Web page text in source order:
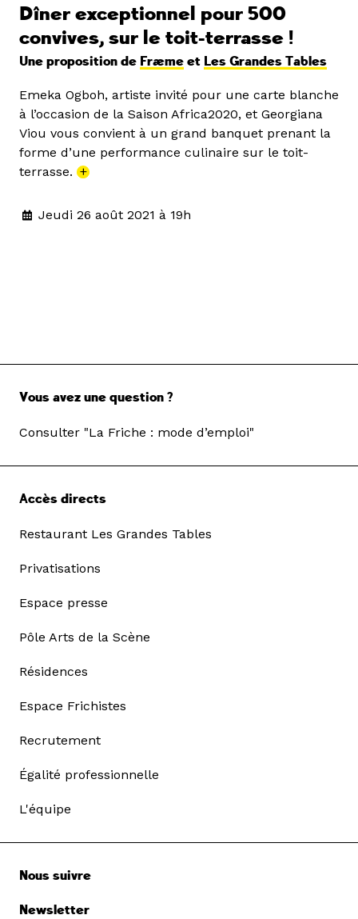
Dîner exceptionnel pour 500
convives, sur le toit-terrasse !
Une proposition de Fræme et Les Grandes Tables
Emeka Ogboh, artiste invité pour une carte blanche
à l’occasion de la Saison Africa2020, et Georgiana
Viou vous convient à un grand banquet prenant la
forme d’une performance culinaire sur le toit-
terrasse. +
Jeudi 26 août 2021 à 19h
Vous avez une question ?
Consulter "La Friche : mode d’emploi"
Accès directs
Restaurant Les Grandes Tables
Privatisations
Espace presse
Pôle Arts de la Scène
Résidences
Espace Frichistes
Recrutement
Égalité professionnelle
L'équipe
Nous suivre
Newsletter